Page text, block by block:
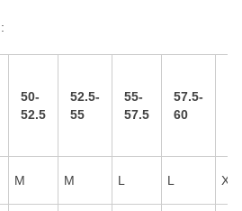
50-
52.5
52.5-
55
55-
57.5
57.5-
60
M M L L XL